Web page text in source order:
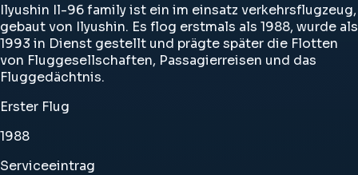
Ilyushin Il-96 family ist ein im einsatz verkehrsflugzeug,
gebaut von Ilyushin. Es flog erstmals als 1988, wurde als
1993 in Dienst gestellt und prägte später die Flotten
von Fluggesellschaften, Passagierreisen und das
Fluggedächtnis.
Erster Flug
1988
Serviceeintrag